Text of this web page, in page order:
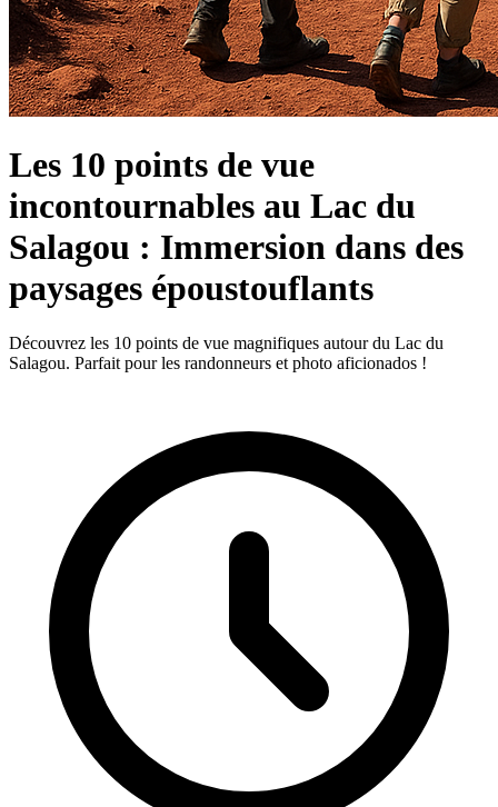
Les 10 points de vue
incontournables au Lac du
Salagou : Immersion dans des
paysages époustouflants
Découvrez les 10 points de vue magnifiques autour du Lac du
Salagou. Parfait pour les randonneurs et photo aficionados !